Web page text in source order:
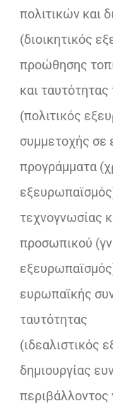
πολιτικών και
(διοικητικός
προώθησης
και
(πολιτικός
συμμετοχής σε
προγράμματα
τεχνογνωσίας
προσωπικού
ευρωπαϊκής
ταυτότητας
(ιδεαλιστικός
δημιουργίας
περιβάλλοντος